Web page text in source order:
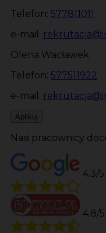
Telefon: 577811011
e-mail:
Olena Wacławek
Telefon: 577511922
e-mail:
Aplikuj
Nasi pracownicy
4.3/5
4.8/5